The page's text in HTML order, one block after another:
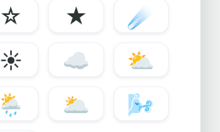
☆ ★
☄
☀ ☁
⛅
🌦 🌥
🌬